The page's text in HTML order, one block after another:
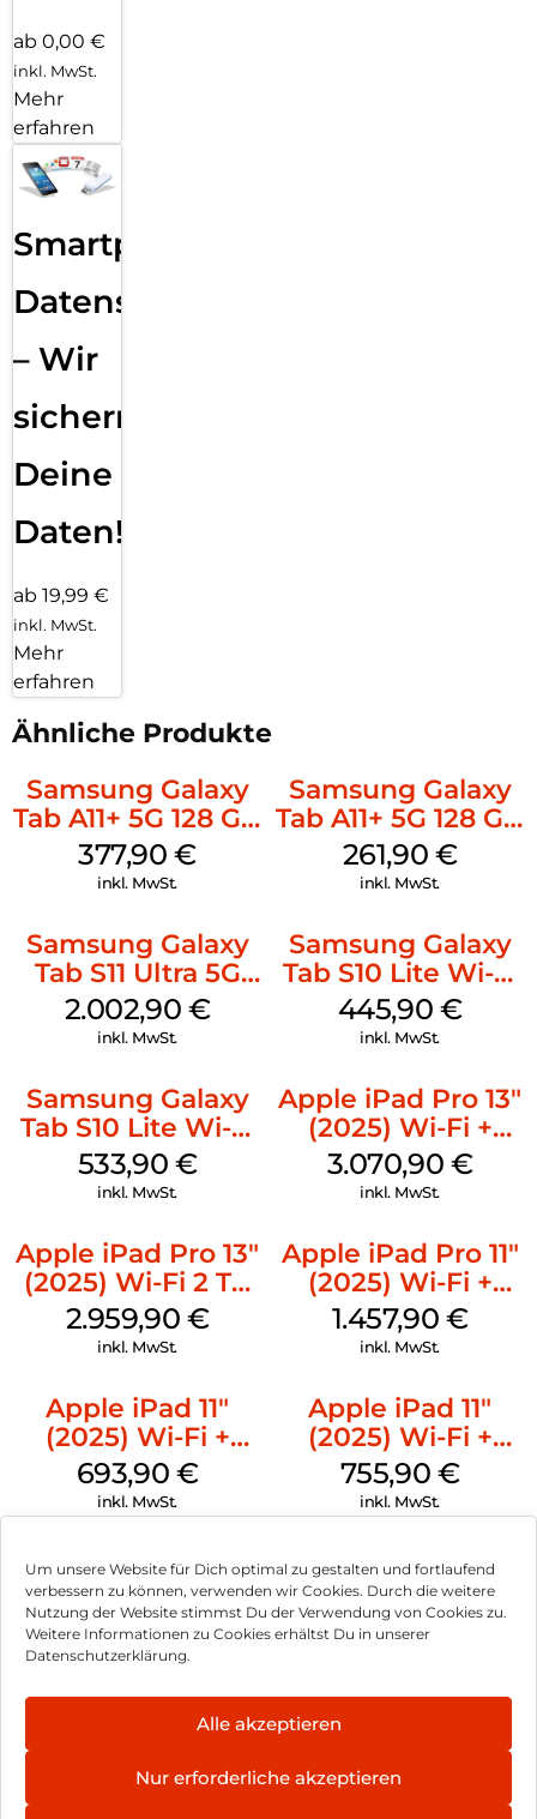
Um unsere Website für Dich optimal zu gestalten und fortlaufend
verbessern zu können, verwenden wir Cookies. Durch die weitere
Nutzung der Website stimmst Du der Verwendung von Cookies zu.
Weitere Informationen zu Cookies erhältst Du in unserer
Datenschutzerklärung.
Alle akzeptieren
Nur erforderliche akzeptieren
ab 0,00 €
inkl. MwSt.
Mehr
erfahren
Smartphone
Datensicherung
– Wir
sichern
Deine
Daten!
ab 19,99 €
inkl. MwSt.
Mehr
erfahren
Ähnliche Produkte
Samsung Galaxy
Tab A11+ 5G 128 GB
Silver
377,90€
inkl. MwSt.
Samsung Galaxy
Tab A11+ 5G 128 GB
Gray
261,90 €
inkl. MwSt.
Samsung Galaxy
Tab S11 Ultra 5G
512 GB Gray
2.002,90 €
inkl. MwSt.
Samsung Galaxy
Tab S10 Lite Wi-Fi
128 GB Gray
445,90 €
inkl. MwSt.
Samsung Galaxy
Tab S10 Lite Wi-Fi
256 GB Silver
533,90 €
inkl. MwSt.
Apple iPad Pro 13″
(2025) Wi-Fi +
Cellular 2 TB
Standardglas
3.070,90 €
inkl. MwSt.
Apple iPad Pro 13″
(2025) Wi-Fi 2 TB
Nanotexturglas
Silber
2.959,90 €
inkl. MwSt.
Apple iPad Pro 11″
(2025) Wi-Fi +
Cellular 256 GB
Standardglas
1.457,90 €
inkl. MwSt.
Apple iPad 11″
(2025) Wi-Fi +
Cellular 128 GB
Gelb
693,90 €
inkl. MwSt.
Apple iPad 11″
(2025) Wi-Fi +
Cellular 256 GB
Pink
755,90 €
inkl. MwSt.
Impressum
Hinweis zur Batterieentsorgung
Können wir Dir behilflich sein?